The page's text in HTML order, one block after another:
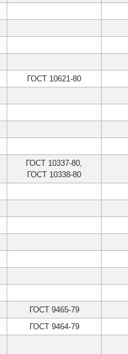
ГОСТ 10621-80
ГОСТ 10337-80,
ГОСТ 10338-80
ГОСТ 9465-79
ГОСТ 9464-79